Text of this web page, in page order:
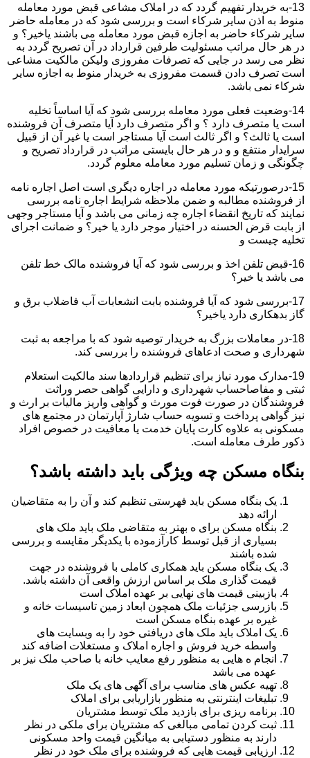
13-به خریدار تفهیم گردد که در املاک مشاعی قبض مورد معامله
منوط به اذن سایر شرکاء است و بررسی شود که در معامله حاضر
سایر شرکاء حاضر به اجازه قبض مورد معامله می باشند یاخیر؟ و
در هر حال مراتب مسئولیت طرفین قرارداد در آن تصریح گردد به
نظر می رسد در جایی که تصرفات مفروزی ولیکن مالکیت مشاعی
است تصرف دادن قسمت مفروزی به خریدار منوط به اجازه سایر
شرکاء نمی باشد.
14-وضعیت فعلی مورد معامله بررسی شود که آیا اساساً تخلیه
است یا متصرف دارد ؟ و اگر متصرف دارد آیا متصرف آن فروشنده
است یا ثالث؟ و اگر ثالث است آیا مستاجر است یا غیر آن از قبیل
سرایدار منتفع و و در هر حال بایستی مراتب در قرارداد تصریح و
چگونگی و زمان تسلیم مورد معامله معلوم گردد.
15-درصورتیکه مورد معامله در اجاره دیگری است اصل اجاره نامه
از فروشنده مطالبه و ضمن ملاحظه شرایط اجاره نامه بررسی
نمایند که تاریخ انقضاء اجاره چه زمانی می باشد و آیا مستاجر وجهی
از بابت قرض الحسنه در اختیار موجر دارد یا خیر؟ و ضمانت اجرای
تخلیه چیست و
16-قبض تلفن اخذ و بررسی شود که آیا فروشنده مالک خط تلفن
می باشد یا خیر؟
17-بررسی شود که آیا فروشنده بابت انشعابات آب فاضلاب برق و
گاز بدهکاری دارد یاخیر؟
18-در معاملات بزرگ به خریدار توصیه شود که با مراجعه به ثبت
شهرداری و صحت ادعاهای فروشنده را بررسی کند.
19-مدارک مورد نیاز برای تنظیم قراردادها سند مالکیت استعلام
ثبتی و مفاصاحساب شهرداری و دارایی گواهی حصر وراثت
فروشندگان در صورت فوت مورث و گواهی واریز مالیات بر ارث و
نیز گواهی پرداخت و تسویه حساب شارژ آپارتمان در مجتمع های
مسکونی به علاوه کارت پایان خدمت یا معافیت در خصوص افراد
ذکور طرف معامله است.
بنگاه مسکن چه ویژگی باید داشته باشد؟
یک بنگاه مسکن باید فهرستی تنظیم کند و آن را به متقاضیان
ارائه دهد
بنگاه مسکن برای ه بهتر به متقاضی ملک باید ملک های
بسیاری از قبل توسط کارآزموده با یکدیگر مقایسه و بررسی
شده باشند
یک بنگاه مسکن باید همکاری کاملی با فروشنده در جهت
قیمت گذاری ملک بر اساس ارزش واقعی آن داشته باشد.
بازبینی قیمت های نهایی بر عهده املاک است
بازرسی جزئیات ملک همچون ابعاد زمین تاسیسات خانه و
غیره بر عهده بنگاه مسکن است
یک املاک باید ملک های دریافتی خود را به وبسایت های
واسطه خرید فروش و اجاره املاک و مستغلات اضافه کند
انجام ه هایی به منظور رفع معایب خانه با صاحب ملک نیز بر
عهده می باشد
تهیه عکس های مناسب برای آگهی های یک ملک
تبلیغات اینترنتی به منظور بازاریابی برای املاک
برنامه ریزی برای بازدید ملک توسط مشتریان
ثبت کردن تمامی مبالغی که مشتریان برای ملکی در نظر
دارند به منظور دستیابی به میانگین قیمت واحد مسکونی
ارزیابی قیمت هایی که فروشنده برای ملک خود در نظر